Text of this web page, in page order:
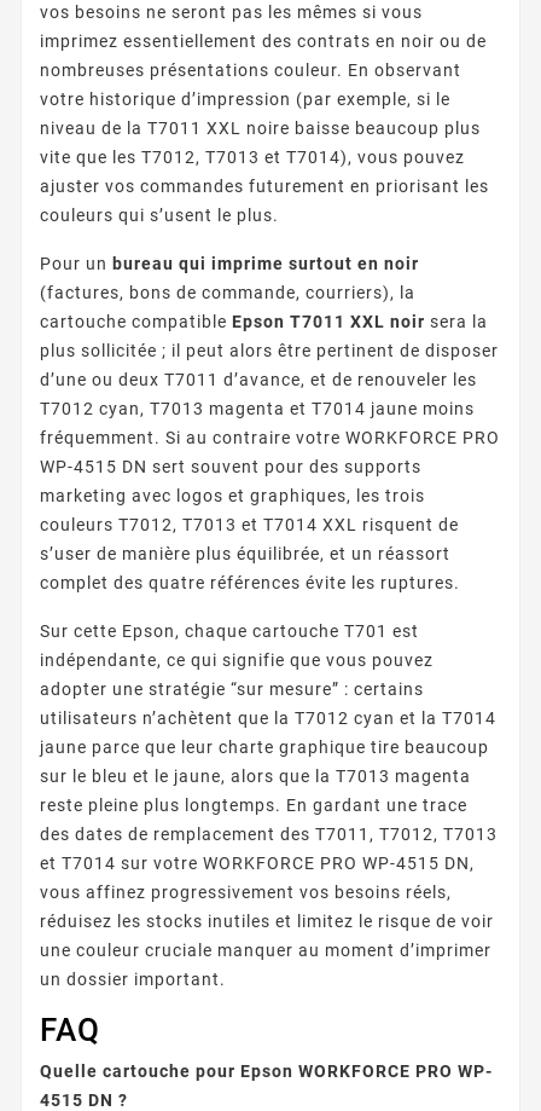
vos besoins ne seront pas les mêmes si vous
imprimez essentiellement des contrats en noir ou de
nombreuses présentations couleur. En observant
votre historique d’impression (par exemple, si le
niveau de la T7011 XXL noire baisse beaucoup plus
vite que les T7012, T7013 et T7014), vous pouvez
ajuster vos commandes futurement en priorisant les
couleurs qui s’usent le plus.
Pour un bureau qui imprime surtout en noir
(factures, bons de commande, courriers), la
cartouche compatible Epson T7011 XXL noir sera la
plus sollicitée ; il peut alors être pertinent de disposer
d’une ou deux T7011 d’avance, et de renouveler les
T7012 cyan, T7013 magenta et T7014 jaune moins
fréquemment. Si au contraire votre WORKFORCE PRO
WP-4515 DN sert souvent pour des supports
marketing avec logos et graphiques, les trois
couleurs T7012, T7013 et T7014 XXL risquent de
s’user de manière plus équilibrée, et un réassort
complet des quatre références évite les ruptures.
Sur cette Epson, chaque cartouche T701 est
indépendante, ce qui signifie que vous pouvez
adopter une stratégie “sur mesure” : certains
utilisateurs n’achètent que la T7012 cyan et la T7014
jaune parce que leur charte graphique tire beaucoup
sur le bleu et le jaune, alors que la T7013 magenta
reste pleine plus longtemps. En gardant une trace
des dates de remplacement des T7011, T7012, T7013
et T7014 sur votre WORKFORCE PRO WP-4515 DN,
vous affinez progressivement vos besoins réels,
réduisez les stocks inutiles et limitez le risque de voir
une couleur cruciale manquer au moment d’imprimer
un dossier important.
FAQ
Quelle cartouche pour Epson WORKFORCE PRO WP-
4515 DN ?